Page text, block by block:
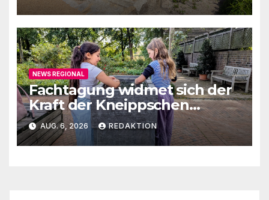
NEWS REGIONAL
Fachtagung widmet sich der
Kraft der Kneippschen
Elemente
AUG. 6, 2026 REDAKTION